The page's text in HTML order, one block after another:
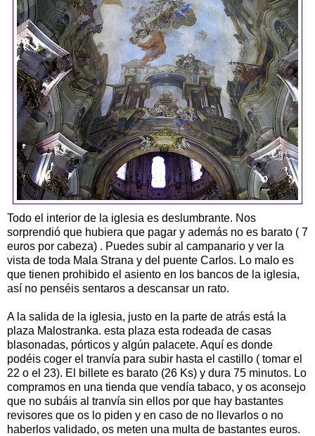
Todo el interior de la iglesia es deslumbrante. Nos
sorprendió que hubiera que pagar y además no es barato ( 7
euros por cabeza) . Puedes subir al campanario y ver la
vista de toda Mala Strana y del puente Carlos. Lo malo es
que tienen prohibido el asiento en los bancos de la iglesia,
así no penséis sentaros a descansar un rato.
A la salida de la iglesia, justo en la parte de atrás está la
plaza Malostranka. esta plaza esta rodeada de casas
blasonadas, pórticos y algún palacete. Aquí es donde
podéis coger el tranvía para subir hasta el castillo ( tomar el
22 o el 23). El billete es barato (26 Ks) y dura 75 minutos. Lo
compramos en una tienda que vendía tabaco, y os aconsejo
que no subáis al tranvía sin ellos por que hay bastantes
revisores que os lo piden y en caso de no llevarlos o no
haberlos validado, os meten una multa de bastantes euros.